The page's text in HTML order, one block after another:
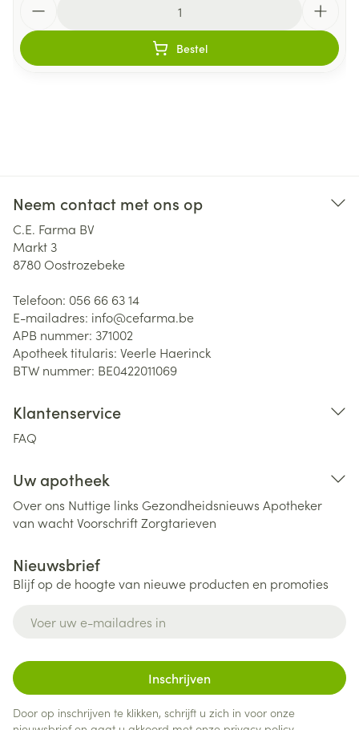
Bestel
Neem contact met ons op
C.E. Farma BV
Markt 3
8780Oostrozebeke
Telefoon: 056 66 63 14
E-mailadres: info@cefarma.be
APB nummer: 371002
Apotheek titularis: Veerle Haerinck
BTW nummer: BE0422011069
Klantenservice
FAQ
Uw apotheek
Over ons Nuttige links Gezondheidsnieuws Apotheker
van wachtVoorschriftZorgtarieven
Nieuwsbrief
Blijf op de hoogte van nieuwe producten en promoties
Inschrijven
Door op inschrijven te klikken, schrijft u zich in voor onze